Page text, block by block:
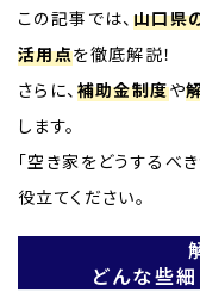
この記事では、 山口県
活用点を徹底解説！
さらに、 補助金制度や
します。
「空き家をどうするべ
役立てください。
どんな些